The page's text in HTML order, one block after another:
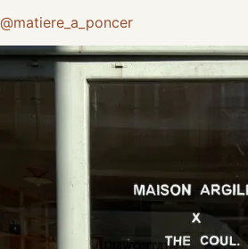
@matiere_a_poncer